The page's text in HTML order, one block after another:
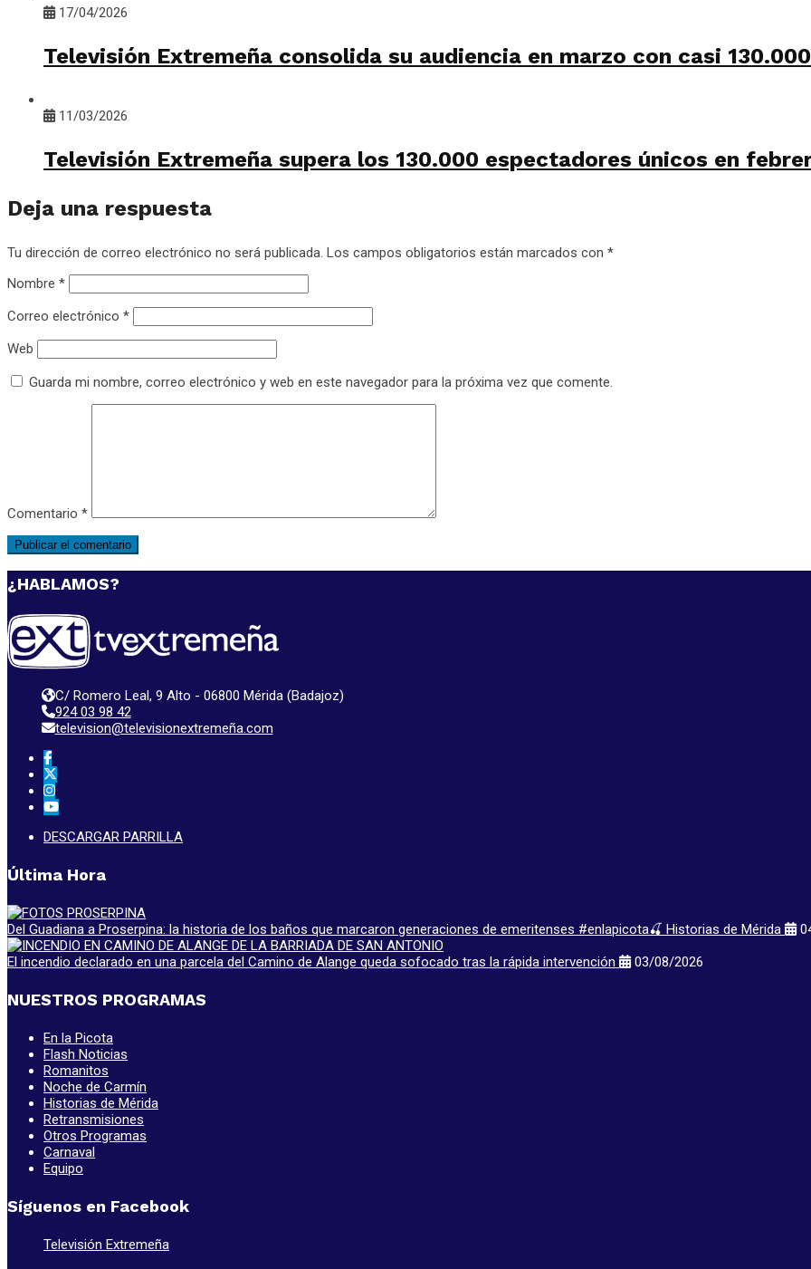
17/04/2026
Televisión Extremeña consolida su audiencia en marzo con casi
11/03/2026
Televisión Extremeña supera los 130.000 espectadores únicos en
Deja una respuesta
Tu dirección de correo electrónico no será publicada. Los campos obligatorios están marcados con *
Nombre *
Correo electrónico *
Web
Guarda mi nombre, correo electrónico y web en este navegador para la próxima vez que comente.
Comentario *
¿HABLAMOS?
C/ Romero Leal, 9 Alto - 06800 Mérida (Badajoz)
924 03 98 42
television@televisionextremeña.com
DESCARGAR PARRILLA
Última Hora
Del Guadiana a Proserpina: la historia de los baños que marcaron generaciones de emeritenses #enlapicota🍒 Historias de Mérida
El incendio declarado en una parcela del Camino de Alange queda sofocado tras la rápida intervención
03/08/2026
NUESTROS PROGRAMAS
En la Picota
Flash Noticias
Romanitos
Noche de Carmín
Historias de Mérida
Retransmisiones
Otros Programas
Carnaval
Equipo
Síguenos en Facebook
Televisión Extremeña